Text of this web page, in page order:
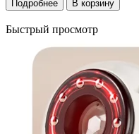
Подробнее В корзину
Быстрый просмотр